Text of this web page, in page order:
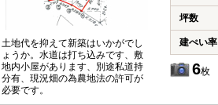
土地代を抑えて新築はいかがでし
ょうか。水道は打ち込みです、敷
地内小屋があります、別途私道持
分有、現況畑の為農地法の許可が
必要です。
坪数
建ぺい率
6枚